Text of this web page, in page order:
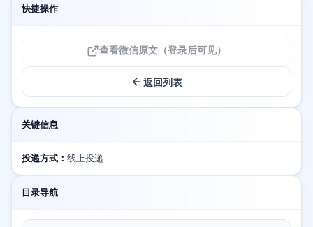
快捷操作
查看微信原文（登录后可见）
返回列表
关键信息
投递方式： 线上投递
目录导航